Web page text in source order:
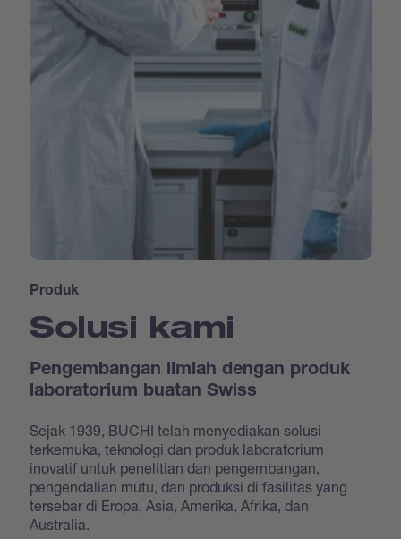
Produk
Solusi kami
Pengembangan ilmiah dengan produk
laboratorium buatan Swiss
Sejak 1939, BUCHI telah menyediakan solusi
terkemuka, teknologi dan produk laboratorium
inovatif untuk penelitian dan pengembangan,
pengendalian mutu, dan produksi di fasilitas yang
tersebar di Eropa, Asia, Amerika, Afrika, dan
Australia.